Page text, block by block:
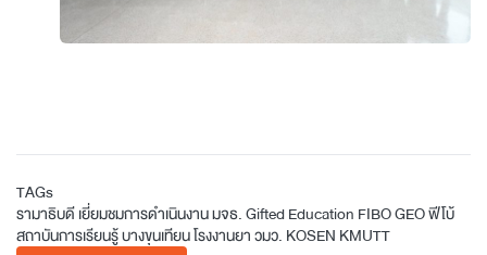
TAGs
รามาธิบดีเยี่ยมชมการดำเนินงานมจธ.Gifted Education FIBOGEOฟีโบ้
สถาบันการเรียนรู้บางขุนเทียนโรงงานยาวมว. KOSEN KMUTT